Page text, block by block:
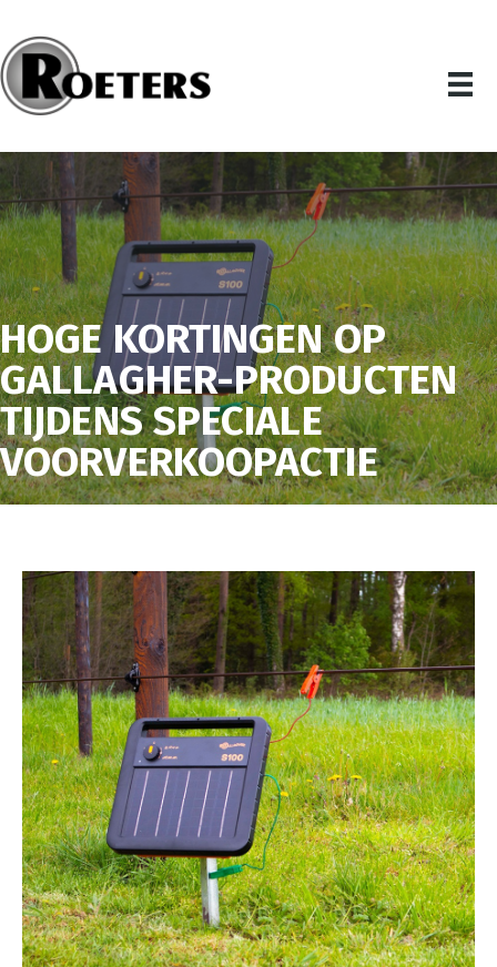
HOGE KORTINGEN OP
GALLAGHER-PRODUCTEN
TIJDENS SPECIALE
VOORVERKOOPACTIE